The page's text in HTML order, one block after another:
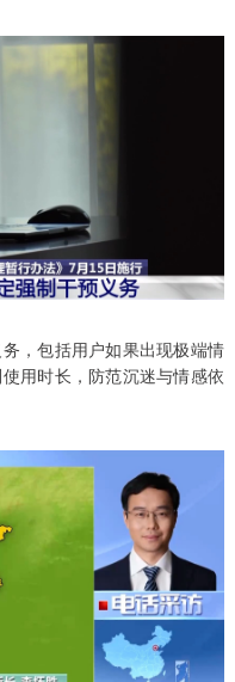
，包括用户如果出现极端情
用时长，防范沉迷与情感依